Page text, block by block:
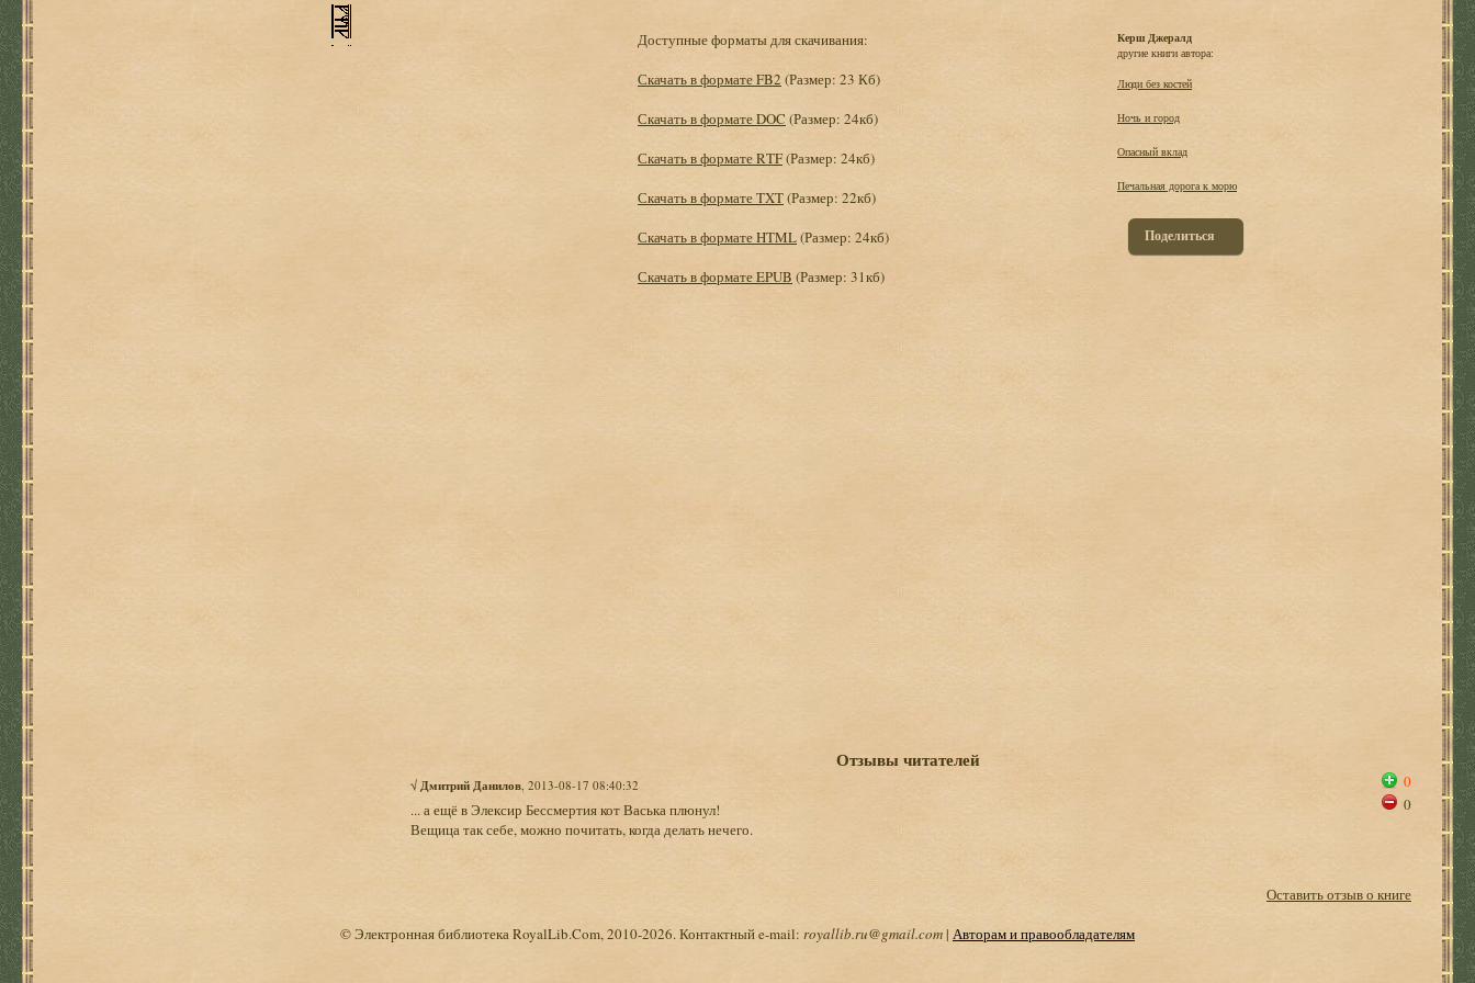
Доступные форматы для скачивания:
Скачать в формате FB2 (Размер: 23 Кб)
Скачать в формате DOC (Размер: 24кб)
Скачать в формате RTF(Размер: 24кб)
Скачать в формате TXT(Размер: 22кб)
Скачать в формате HTML(Размер: 24кб)
Скачать в формате EPUB (Размер: 31кб)
Керш Джералд
другие книги автора:
Люди без костей
Ночь и город
Опасный вклад
Печальная дорога к морю
Поделиться
Отзывы читателей
√ Дмитрий Данилов, 2013-08-17 08:40:32
... а ещё в Элексир Бессмертия кот Васька плюнул!
Вещица так себе, можно почитать, когда делать нечего.
0
0
Оставить отзыв о книге
© Электронная библиотека RoyalLib.Com, 2010-2026. Контактный e-mail: royallib.ru@gmail.com| Авторам и правообладателям